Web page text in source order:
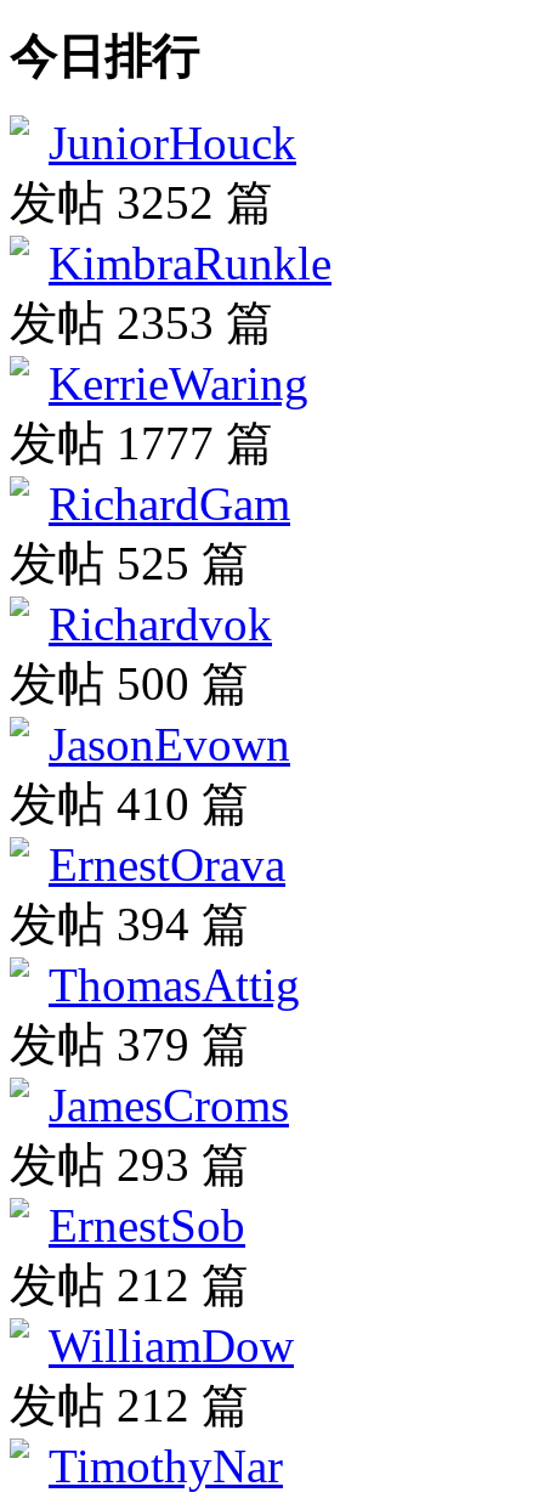
今日排行
JuniorHouck
发帖 3252 篇
KimbraRunkle
发帖 2353 篇
KerrieWaring
发帖 1777 篇
RichardGam
发帖 525 篇
Richardvok
发帖 500 篇
JasonEvown
发帖 410 篇
ErnestOrava
发帖 394 篇
ThomasAttig
发帖 379 篇
JamesCroms
发帖 293 篇
ErnestSob
发帖 212 篇
WilliamDow
发帖 212 篇
TimothyNar